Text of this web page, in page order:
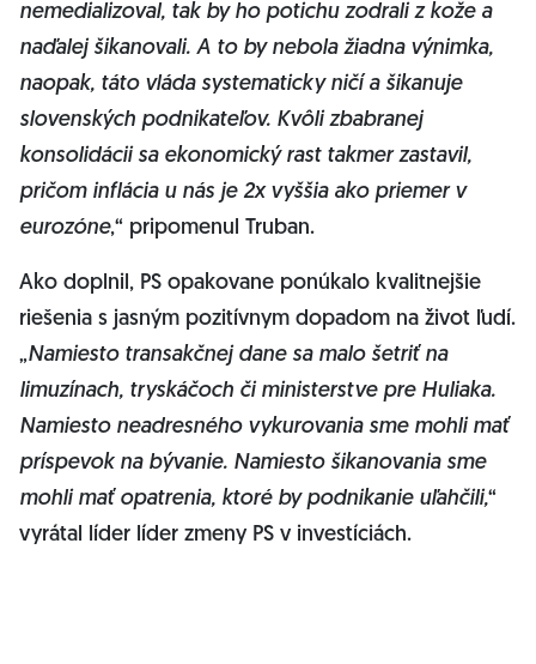
nemedializoval, tak by ho potichu zodrali z kože a
naďalej šikanovali. A to by nebola žiadna výnimka,
naopak, táto vláda systematicky ničí a šikanuje
slovenských podnikateľov. Kvôli zbabranej
konsolidácii sa ekonomický rast takmer zastavil,
pričom inflácia u nás je 2x vyššia ako priemer v
eurozóne,“ pripomenul Truban.
Ako doplnil, PS opakovane ponúkalo kvalitnejšie
riešenia s jasným pozitívnym dopadom na život ľudí.
„Namiesto transakčnej dane sa malo šetriť na
limuzínach, tryskáčoch či ministerstve pre Huliaka.
Namiesto neadresného vykurovania sme mohli mať
príspevok na bývanie. Namiesto šikanovania sme
mohli mať opatrenia, ktoré by podnikanie uľahčili,“
vyrátal líder líder zmeny PS v investíciách.